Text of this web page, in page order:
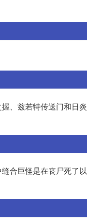
、兹若特传送门和日炎
合巨怪是在丧尸死了以